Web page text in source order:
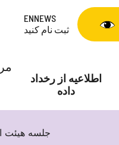
ENNEWS
ثبت نام کنید
اطلاعیه از رخداد
داده
جلسه هیئت